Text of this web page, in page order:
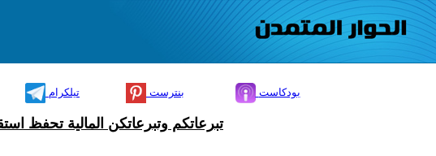
تيلكرام بنترست بودكاست
تبرعاتكم وتبرعاتكن المالية تحفظ